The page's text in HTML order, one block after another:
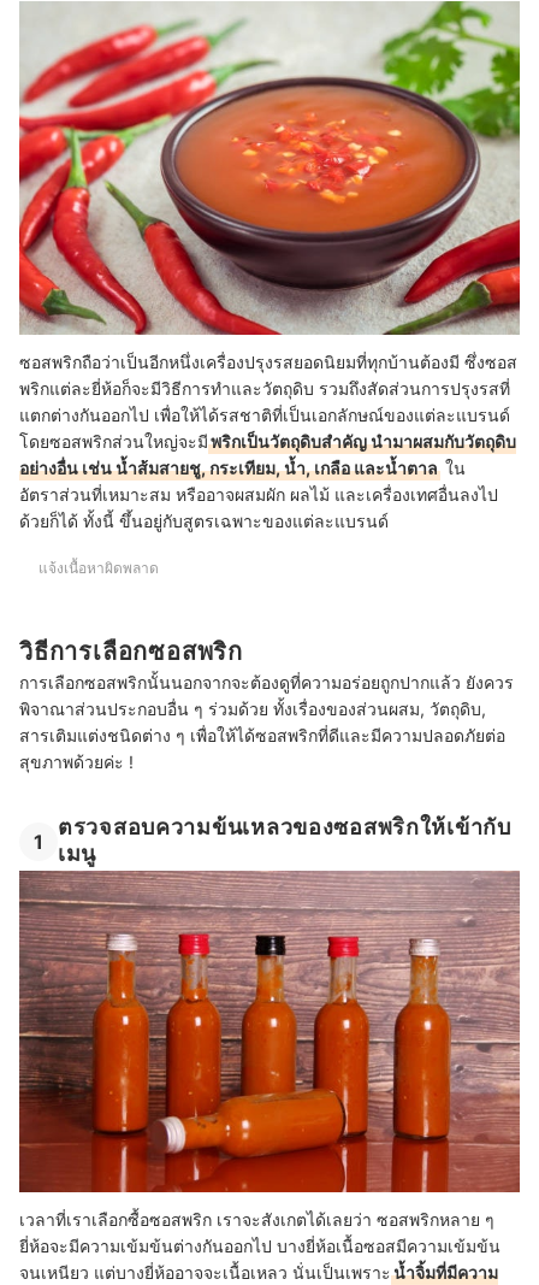
ซอสพริกถือว่าเป็นอีกหนึ่งเครื่องปรุงรสยอดนิยมที่ทุกบ้านต้องมี ซึ่งซอส
พริกแต่ละยี่ห้อก็จะมีวิธีการทำและวัตถุดิบ รวมถึงสัดส่วนการปรุงรสที่
แตกต่างกันออกไป เพื่อให้ได้รสชาติที่เป็นเอกลักษณ์ของแต่ละแบรนด์
โดยซอสพริกส่วนใหญ่จะมีพริกเป็นวัตถุดิบสำคัญ นำมาผสมกับวัตถุดิบ
อย่างอื่น เช่น น้ำส้มสายชู, กระเทียม, น้ำ, เกลือ และน้ำตาล ใน
อัตราส่วนที่เหมาะสม หรืออาจผสมผัก ผลไม้ และเครื่องเทศอื่นลงไป
ด้วยก็ได้ ทั้งนี้ ขึ้นอยู่กับสูตรเฉพาะของแต่ละแบรนด์
แจ้งเนื้อหาผิดพลาด
วิธีการเลือกซอสพริก
การเลือกซอสพริกนั้นนอกจากจะต้องดูที่ความอร่อยถูกปากแล้ว ยังควร
พิจาณาส่วนประกอบอื่น ๆ ร่วมด้วย ทั้งเรื่องของส่วนผสม, วัตถุดิบ,
สารเติมแต่งชนิดต่าง ๆ เพื่อให้ได้ซอสพริกที่ดีและมีความปลอดภัยต่อ
สุขภาพด้วยค่ะ !
1
ตรวจสอบความข้นเหลวของซอสพริกให้เข้ากับ
เมนู
เวลาที่เราเลือกซื้อซอสพริก เราจะสังเกตได้เลยว่า ซอสพริกหลาย ๆ
ยี่ห้อจะมีความเข้มข้นต่างกันออกไป บางยี่ห้อเนื้อซอสมีความเข้มข้น
จนเหนียว แต่บางยี่ห้ออาจจะเนื้อเหลว นั่นเป็นเพราะน้ำจิ้มที่มีความ